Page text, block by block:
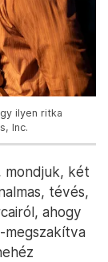
ilyen ritka
Inc.
mondjuk, két
tévés,
ahogy
megszakítva